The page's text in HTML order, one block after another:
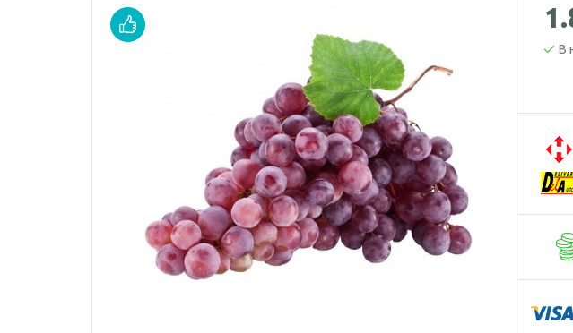
Гірчична олія
Кунжутна олія
Лляна олія
Лляна олія з екстрактом
В